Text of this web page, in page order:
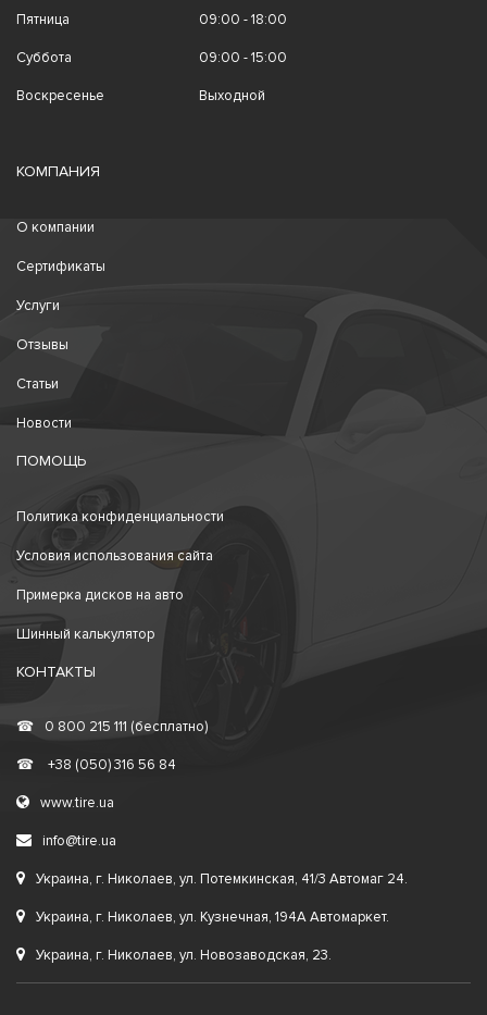
Пятница 09:00 - 18:00
Суббота 09:00 - 15:00
Воскресенье Выходной
КОМПАНИЯ
О компании
Сертификаты
Услуги
Отзывы
Статьи
Новости
ПОМОЩЬ
Политика конфиденциальности
Условия использования сайта
Примерка дисков на авто
Шинный калькулятор
КОНТАКТЫ
☎ 0 800 215 111 (бесплатно)
☎ +38 (050) 316 56 84
www.tire.ua
info@tire.ua
Украина, г. Николаев, ул. Потемкинская, 41/3 Автомаг 24.
Украина, г. Николаев, ул. Кузнечная, 194А Автомаркет.
Украина, г. Николаев, ул. Новозаводская, 23.